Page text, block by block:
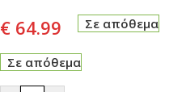
€ 64.99 Σε απόθεμα
Σε απόθεμα